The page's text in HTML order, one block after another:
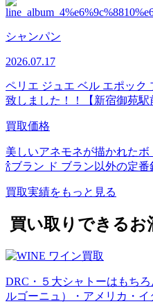
シャンパン
2026.07.17
ペリエ ジュエ ベル エポック
致しました！！【新宿御苑駅
買取価格
美しいアネモネが描かれた
🍾ブラン ド ブラン以外の定
買取実績をもっと見る
買い取りできるお
DRC・５大シャトーはもち
ルゴーニュ）・アメリカ・